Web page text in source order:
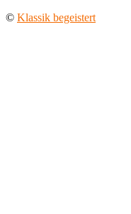
© Klassik begeistert